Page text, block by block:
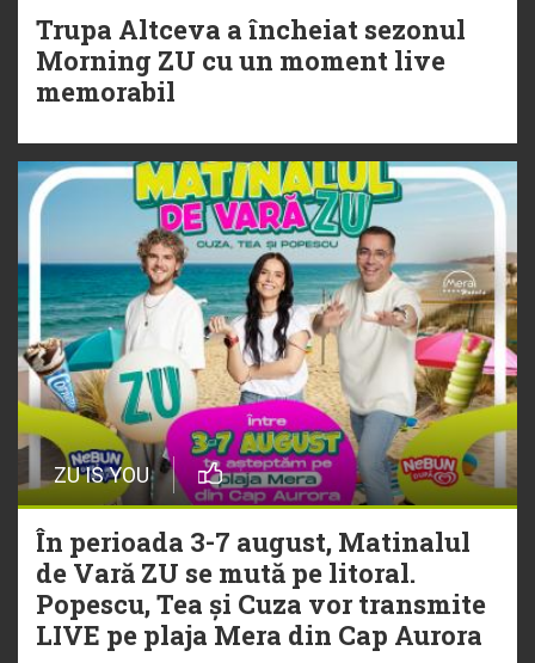
20 Iulie
Torpedoul lui Morar: Theo Rose -
Trupa Altceva a încheiat sezonul
Morning ZU cu un moment live
memorabil
ZU IS YOU
În perioada 3-7 august, Matinalul
de Vară ZU se mută pe litoral.
Popescu, Tea și Cuza vor transmite
LIVE pe plaja Mera din Cap Aurora